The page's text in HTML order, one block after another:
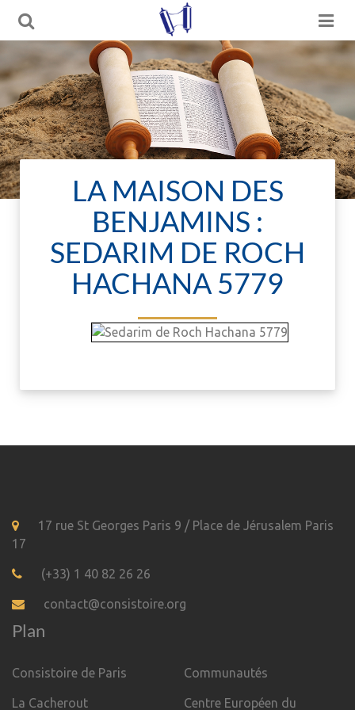
LA MAISON DES
BENJAMINS :
SEDARIM DE ROCH
HACHANA 5779
17 rue St Georges Paris 9 / Place de Jérusalem Paris
17
(+33) 1 40 82 26 26
contact@consistoire.org
Plan
Consistoire de Paris
La Cacherout
Communautés
Centre Européen du